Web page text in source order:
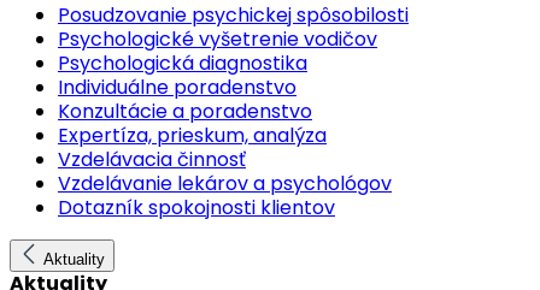
Posudzovanie psychickej spôsobilosti
Psychologické vyšetrenie vodičov
Psychologická diagnostika
Individuálne poradenstvo
Konzultácie a poradenstvo
Expertíza, prieskum, analýza
Vzdelávacia činnosť
Vzdelávanie lekárov a psychológov
Dotazník spokojnosti klientov
Aktuality
Aktuality